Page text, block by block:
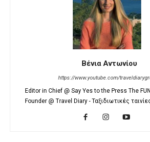
Βένια Αντωνίου
https://www.youtube.com/
Editor in Chief @ Say Yes to the Press The
Founder @ Travel Diary - Ταξιδιωτικές